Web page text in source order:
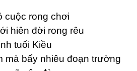
cuộc rong chơi
hiên đời rong rêu
tuổi Kiều
mà bấy nhiêu đoạn trường